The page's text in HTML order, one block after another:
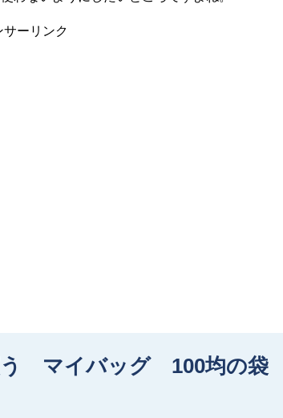
サーリンク
マイバッグ 100均の袋